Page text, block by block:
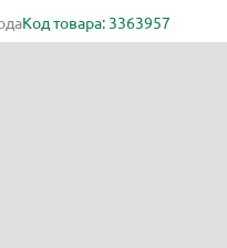
Код товара: 3363957